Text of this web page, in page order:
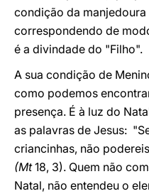
condição da manjedoura
correspondendo de
é a divindade do "Filho".
A sua condição de
como podemos
presença. É à luz do
as palavras de Jesus:
criancinhas, não
(Mt18, 3). Quem não
Natal, não entendeu o